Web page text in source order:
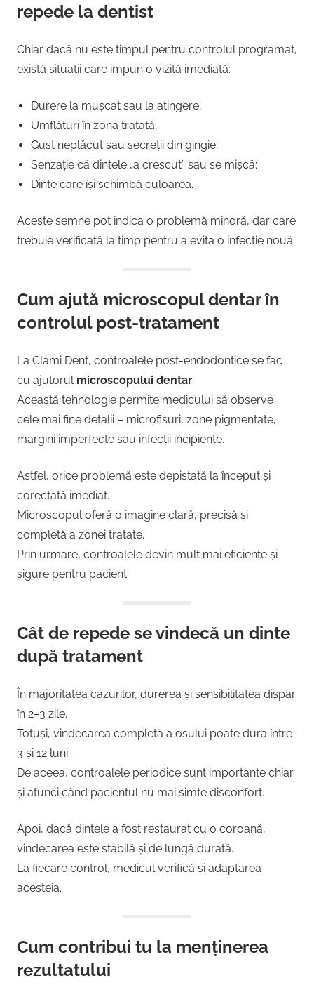
repede la dentist
Chiar dacă nu este timpul pentru controlul programat,
există situații care impun o vizită imediată:
Durere la mușcat sau la atingere;
Umflături în zona tratată;
Gust neplăcut sau secreții din gingie;
Senzație că dintele „a crescut” sau se mișcă;
Dinte care își schimbă culoarea.
Aceste semne pot indica o problemă minoră, dar care
trebuie verificată la timp pentru a evita o infecție nouă.
Cum ajută microscopul dentar în
controlul post-tratament
La Clami Dent, controalele post-endodontice se fac
cu ajutorul microscopului dentar.
Această tehnologie permite medicului să observe
cele mai fine detalii – microfisuri, zone pigmentate,
margini imperfecte sau infecții incipiente.
Astfel, orice problemă este depistată la început și
corectată imediat.
Microscopul oferă o imagine clară, precisă și
completă a zonei tratate.
Prin urmare, controalele devin mult mai eficiente și
sigure pentru pacient.
Cât de repede se vindecă un dinte
după tratament
În majoritatea cazurilor, durerea și sensibilitatea dispar
în 2–3 zile.
Totuși, vindecarea completă a osului poate dura între
3 și 12 luni.
De aceea, controalele periodice sunt importante chiar
și atunci când pacientul nu mai simte disconfort.
Apoi, dacă dintele a fost restaurat cu o coroană,
vindecarea este stabilă și de lungă durată.
La fiecare control, medicul verifică și adaptarea
acesteia.
Cum contribui tu la menținerea
rezultatului